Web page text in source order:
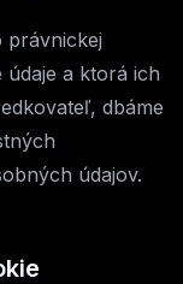
právnickej
a ktorá ich
dbáme
údajov.